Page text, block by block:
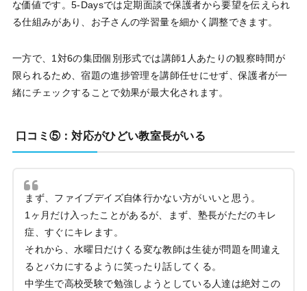
な価値です。5-Daysでは定期面談で保護者から要望を伝えられ
る仕組みがあり、お子さんの学習量を細かく調整できます。
一方で、1対6の集団個別形式では講師1人あたりの観察時間が
限られるため、宿題の進捗管理を講師任せにせず、保護者が一
緒にチェックすることで効果が最大化されます。
口コミ⑤：対応がひどい教室長がいる
まず、ファイブデイズ自体行かない方がいいと思う。
1ヶ月だけ入ったことがあるが、まず、塾長がただのキレ
症、すぐにキレます。
それから、水曜日だけくる変な教師は生徒が問題を間違え
るとバカにするように笑ったり話してくる。
中学生で高校受験で勉強しようとしている人達は絶対この